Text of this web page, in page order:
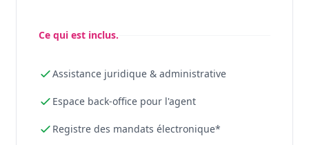
Ce qui est inclus.
Assistance juridique & administrative
Espace back-office pour l'agent
Registre des mandats électronique*